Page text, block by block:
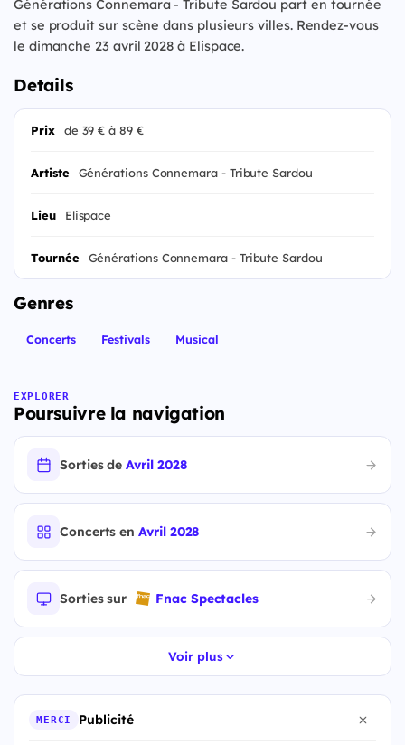
Générations Connemara - Tribute Sardou part en tournée
et se produit sur scène dans plusieurs villes. Rendez-vous
le dimanche 23 avril 2028 à Elispace.
Details
Prix de 39 € à 89 €
Artiste Générations Connemara - Tribute Sardou
Lieu Elispace
Tournée Générations Connemara - Tribute Sardou
Genres
Concerts Festivals Musical
EXPLORER
Poursuivre la navigation
Sorties deAvril 2028
Concerts enAvril 2028
Sorties sur Fnac Spectacles
Voir plus
MERCI Publicité